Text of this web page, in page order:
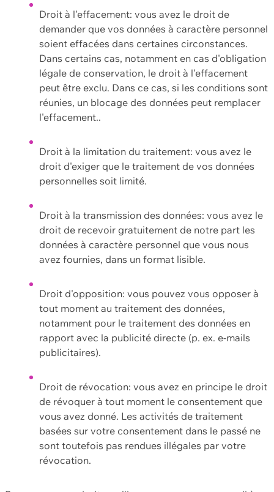
Droit à l'effacement: vous avez le droit de
demander que vos données à caractère personnel
soient effacées dans certaines circonstances.
Dans certains cas, notamment en cas d'obligation
légale de conservation, le droit à l'effacement
peut être exclu. Dans ce cas, si les conditions sont
réunies, un blocage des données peut remplacer
l'effacement..
Droit à la limitation du traitement: vous avez le
droit d'exiger que le traitement de vos données
personnelles soit limité.
Droit à la transmission des données: vous avez le
droit de recevoir gratuitement de notre part les
données à caractère personnel que vous nous
avez fournies, dans un format lisible.
Droit d'opposition: vous pouvez vous opposer à
tout moment au traitement des données,
notamment pour le traitement des données en
rapport avec la publicité directe (p. ex. e-mails
publicitaires).
Droit de révocation: vous avez en principe le droit
de révoquer à tout moment le consentement que
vous avez donné. Les activités de traitement
basées sur votre consentement dans le passé ne
sont toutefois pas rendues illégales par votre
révocation.